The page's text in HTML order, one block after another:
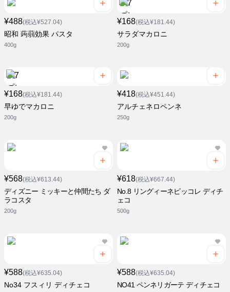
¥488(税込¥527.04)
昭和 蒟蒻効果 パスタ
400g
¥168(税込¥181.44)
サラダマカロニ
200g
¥168(税込¥181.44)
早ゆでマカロニ
200g
¥418(税込¥451.44)
アルチェネロペンネ
250g
¥568(税込¥613.44)
ディズニー ミッキーと仲間たち ダ
ラコスタ
200g
¥618(税込¥667.44)
No.8 リングィーネピッコレ ディチ
ェコ
500g
¥588(税込¥635.04)
No34 フスィリ ディチェコ
¥588(税込¥635.04)
NO41 ペンネリガーテ ディチェコ